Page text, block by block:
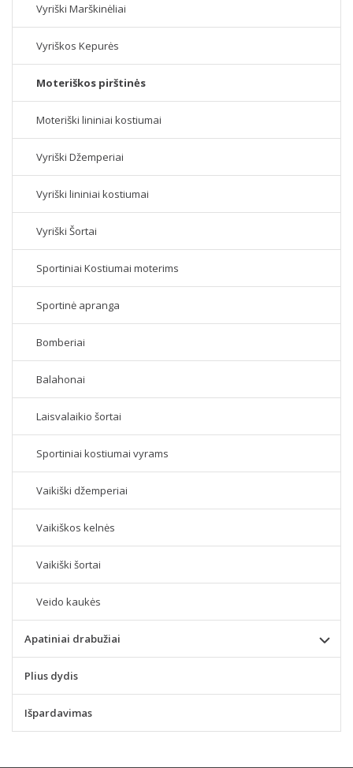
Vyriški Marškinėliai
Vyriškos Kepurės
Moteriškos pirštinės
Moteriški lininiai kostiumai
Vyriški Džemperiai
Vyriški lininiai kostiumai
Vyriški Šortai
Sportiniai Kostiumai moterims
Sportinė apranga
Bomberiai
Balahonai
Laisvalaikio šortai
Sportiniai kostiumai vyrams
Vaikiški džemperiai
Vaikiškos kelnės
Vaikiški šortai
Veido kaukės
Apatiniai drabužiai
Plius dydis
Išpardavimas